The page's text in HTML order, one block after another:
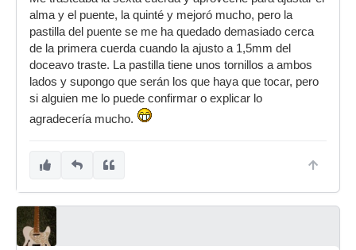
alma y el puente, la quinté y mejoró mucho, pero la
pastilla del puente se me ha quedado demasiado cerca
de la primera cuerda cuando la ajusto a 1,5mm del
doceavo traste. La pastilla tiene unos tornillos a ambos
lados y supongo que serán los que haya que tocar, pero
si alguien me lo puede confirmar o explicar lo
agradecería mucho.